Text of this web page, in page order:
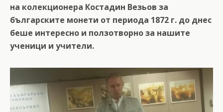
на колекционера Костадин Везьов за
българските монети от периода 1872 г. до днес
беше интересно и ползотворно за нашите
ученици и учители.